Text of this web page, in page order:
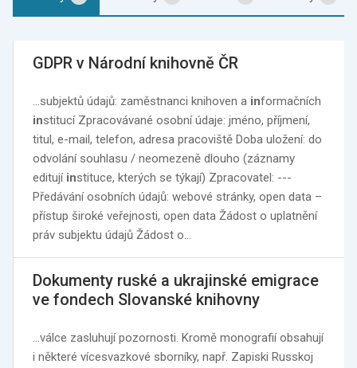
GDPR v Národní knihovně ČR
…subjektů údajů: zaměstnanci knihoven a informačních
institucí Zpracovávané osobní údaje: jméno, příjmení,
titul, e-mail, telefon, adresa pracoviště Doba uložení: do
odvolání souhlasu / neomezeně dlouho (záznamy
editují instituce, kterých se týkají) Zpracovatel: ---
Předávání osobních údajů: webové stránky, open data –
přístup široké veřejnosti, open data Žádost o uplatnění
práv subjektu údajů Žádost o…
Dokumenty ruské a ukrajinské emigrace
ve fondech Slovanské knihovny
…válce zasluhují pozornosti. Kromě monografií obsahují
i některé vícesvazkové sborníky, např. Zapiski Russkoj